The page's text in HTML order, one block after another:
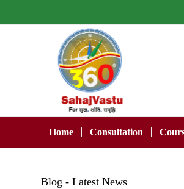
Home Consultation
Blog - Latest News